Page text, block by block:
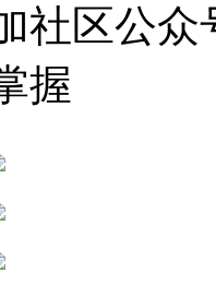
社区公众
握